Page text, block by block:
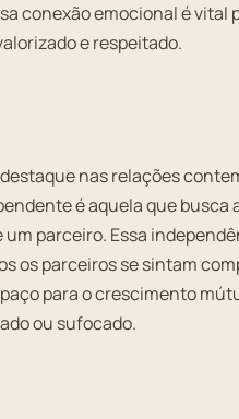
conexão emocional é vital
e respeitado.
nas relações
é aquela que busca
parceiro. Essa
os parceiros se sintam
para o crescimento
ou sufocado.